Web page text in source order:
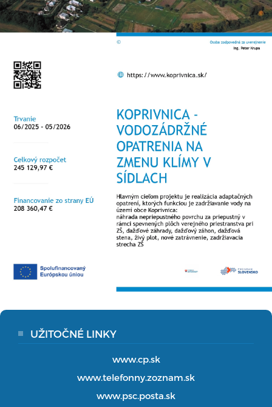
UŽITOČNÉ LINKY
www.cp.sk
www.telefonny.zoznam.sk
www.psc.posta.sk